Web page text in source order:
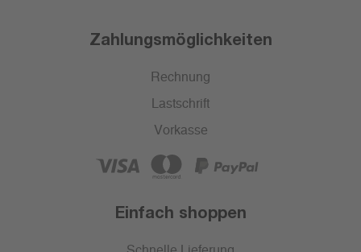
Zahlungsmöglichkeiten
Rechnung
Lastschrift
Vorkasse
Einfach shoppen